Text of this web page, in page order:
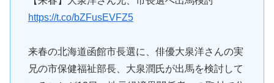
https://t.co/bZFusEVFZ5
来春の北海道函館市長選に、俳優大泉洋さんの実
兄の市保健福祉部長、大泉潤氏が出馬を検討して